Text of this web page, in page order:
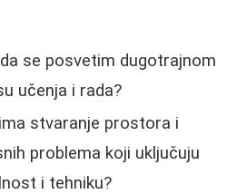
se posvetim dugotrajnom
učenja i rada?
stvaranje prostora i
problema koji uključuju
i tehniku?